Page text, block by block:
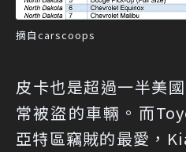
摘自carscoops
皮卡也是超過一半美
常被盜的車輛。而
亞特區竊賊的最愛，